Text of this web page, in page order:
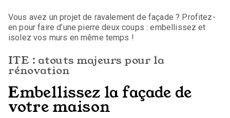
Vous avez un projet de ravalement de façade ? Profitez-
en pour faire d’une pierre deux coups : embellissez et
isolez vos murs en même temps !
ITE : atouts majeurs pour la
rénovation
Embellissez la façade de
votre maison